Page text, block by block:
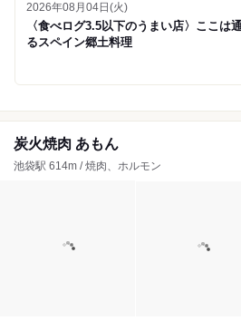
2026年08月04日(火)
〈食べログ3.5以下のうまい店〉ここは
るスペイン郷土料理
炭火焼肉 あもん
池袋駅 614m / 焼肉、ホルモン